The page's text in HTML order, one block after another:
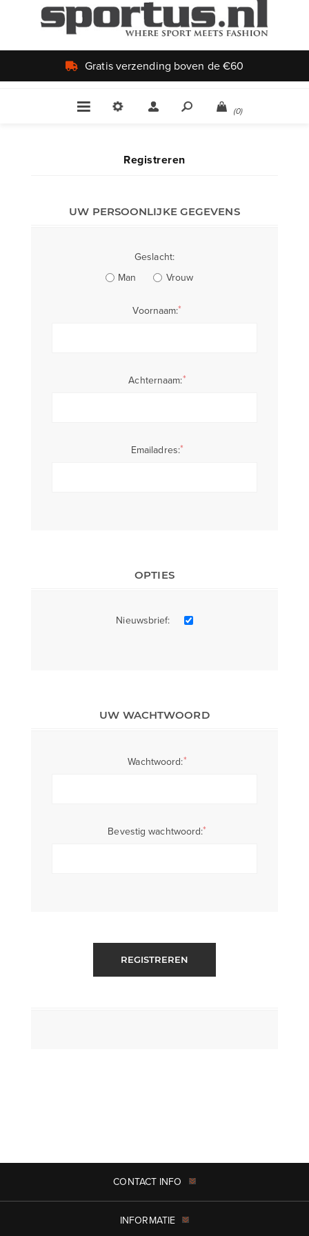
Gratis verzending boven de €60
(0)
Registreren
UW PERSOONLIJKE GEGEVENS
Geslacht:
Man
Vrouw
Voornaam:*
Achternaam:*
Emailadres:*
OPTIES
Nieuwsbrief:
UW WACHTWOORD
Wachtwoord:*
Bevestig wachtwoord:*
REGISTREREN
CONTACT INFO
INFORMATIE